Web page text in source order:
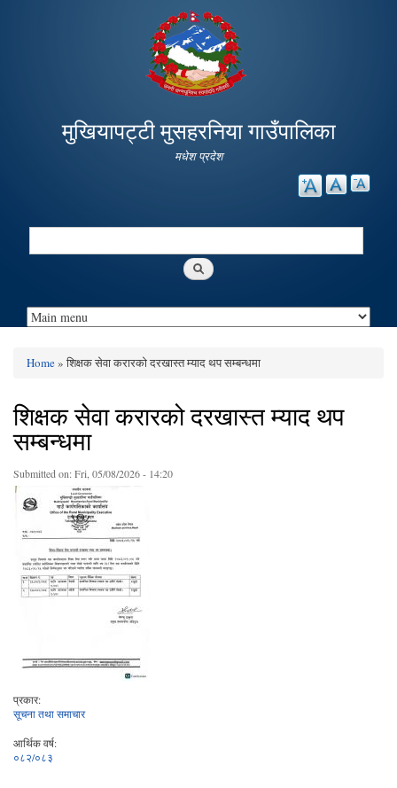
main
content
मुखियापट्टी मुसहरनिया गाउँपालिका
मधेश प्रदेश
Search
Home» शिक्षक सेवा करारको दरखास्त म्याद थप सम्बन्धमा
शिक्षक सेवा करारको दरखास्त म्याद थप
सम्बन्धमा
Submitted on:Fri, 05/08/2026 - 14:20
प्रकार:
सूचना तथा समाचार
आर्थिक वर्ष:
०८२/०८३